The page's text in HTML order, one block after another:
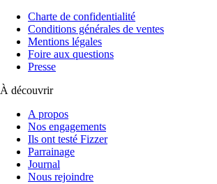
Charte de confidentialité
Conditions générales de ventes
Mentions légales
Foire aux questions
Presse
À découvrir
A propos
Nos engagements
Ils ont testé Fizzer
Parrainage
Journal
Nous rejoindre